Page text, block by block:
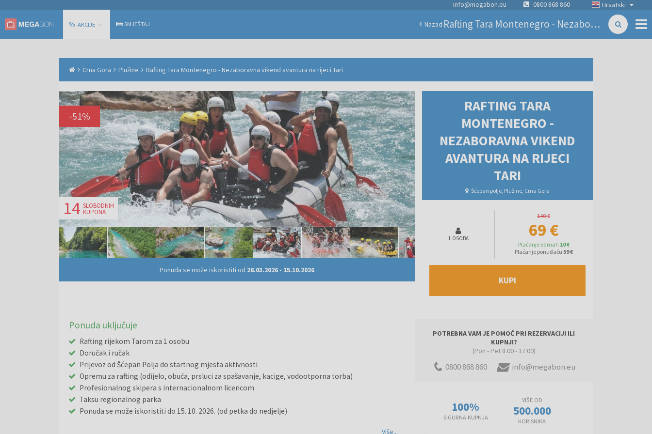
Hrvatski
info@megabon.eu 0800 868 860
% AKCIJE SMJEŠTAJ Nazad Rafting Tara Montenegro - Nezaboravna vikend avantura na rijeci Tari
Crna Gora Plužine Rafting Tara Montenegro - Nezaboravna vikend avantura na rijeci Tari
RAFTING TARA
MONTENEGRO -
NEZABORAVNA VIKEND
AVANTURA NA RIJECI
TARI
Šćepan polje, Plužine, Crna Gora
1 OSOBA
140 €
69 €
Plaćanje odmah 10 €
Plaćanje ponuđaču 59 €
KUPI
-51%
14 SLOBODNIH
KUPONA
Ponuda se može iskoristiti od 28.03.2026 - 15.10.2026
Ponuda uključuje
Rafting rijekom Tarom za 1 osobu
Doručak i ručak
Prijevoz od Šćepan Polja do startnog mjesta aktivnosti
Opremu za rafting (odijelo, obuća, prsluci za spašavanje, kacige, vodootporna torba)
Profesionalnog skipera s internacionalnom licencom
Taksu regionalnog parka
Ponuda se može iskoristiti do 15. 10. 2026. (od petka do nedjelje)
Više...
POTREBNA VAM JE POMOĆ PRI REZERVACIJI ILI
KUPNJI?
(Pon - Pet 8.00 - 17.00)
0800 868 860 info@megabon.eu
100%
SIGURNA KUPNJA
VIŠE OD
500.000
KORISNIKA